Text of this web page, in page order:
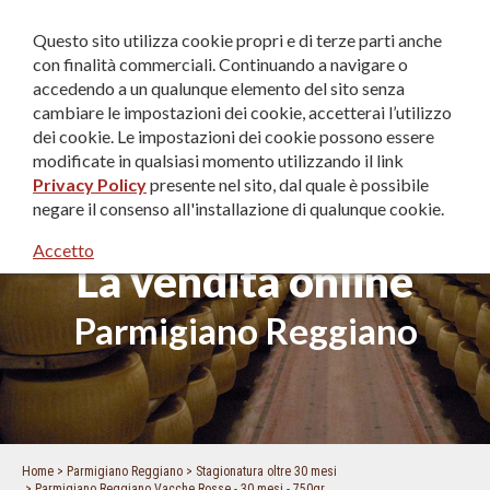
La vendita online
Parmigiano Reggiano
Home Parmigiano Reggiano
Stagionatura oltre 30 mesi
Questo sito utilizza cookie propri e di terze parti anche
con finalità commerciali. Continuando a navigare o
accedendo a un qualunque elemento del sito senza
cambiare le impostazioni dei cookie, accetterai l’utilizzo
dei cookie. Le impostazioni dei cookie possono essere
modificate in qualsiasi momento utilizzando il link
Privacy Policypresente nel sito, dal quale è possibile
negare il consenso all'installazione di qualunque cookie.
Accetto